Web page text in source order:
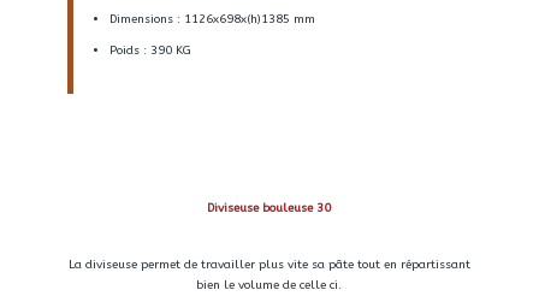
Dimensions : 1126x698x(h)1385 mm
Poids : 390 KG
Diviseuse bouleuse 30
La diviseuse permet de travailler plus vite sa pâte tout en répartissant
bien le volume de celle ci.